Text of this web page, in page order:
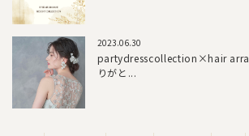
2023.06.30
partydresscollection×hair
りがと...